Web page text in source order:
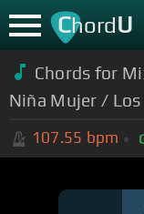
ChordU
Chords for
Niña Mujer /
107.55 bpm